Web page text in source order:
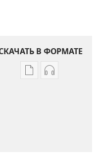
В ФОРМАТЕ
ВариантыВарианты